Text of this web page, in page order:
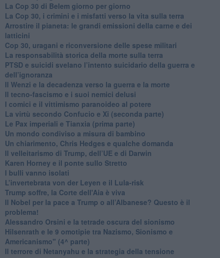
​La Cop 30 di Belem giorno per giorno
La Cop 30, i crimini e i misfatti verso la vita sulla terra
Arrostire il pianeta: le grandi emissioni della carne e dei
latticini
​Cop 30, uragani e riconversione delle spese militari
La responsabilità storica della morte sulla terra
PTSD e suicidi svelano l’intento suicidario della guerra e
dell’ignoranza
Il Wenzi e la decadenza verso la guerra e la morte
​Il tecno-fascismo e i suoi nemici delusi
​I comici e il vittimismo paranoideo al potere
​La virtù secondo Confucio e Xi (seconda parte)
Le Pax imperiali e Tianxia (prima parte)
Un mondo condiviso a misura di bambino
​Un chiarimento, Chris Hedges e qualche domanda
Il velleitarismo di Trump, dell’UE e di Darwin
​Karen Horney e il ponte sullo Stretto
​I bulli vanno isolati
L’invertebrata von der Leyen e il Lula-risk
Trump soffre, la Corte dell'Aia è viva
​Il Nobel per la pace a Trump o all’Albanese? Questo è il
problema!
​Alessandro Orsini e la tetrade oscura del sionismo
​Hilsenrath e le 9 omotipie tra Nazismo, Sionismo e
Americanismo" (4^ parte)
​Il terrore di Netanyahu e la strategia della tensione